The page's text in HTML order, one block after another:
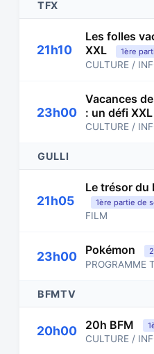
TFX
21h10
Les folles
XXL
1ère
CULTURE /
23h00
Vacances
: un défi XXL
CULTURE /
GULLI
21h05
Le trésor du
1ère partie de
FILM
23h00 Pokémon
PROGRAMME
BFMTV
20h00 20h BFM
CULTURE /